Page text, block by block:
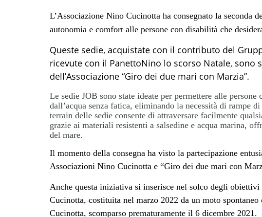
L’Associazione Nino Cucinotta ha consegnato la seconda
autonomia e comfort alle persone con disabilità che
Queste sedie, acquistate con il contributo del
ricevute con il PanettoNino lo scorso Natale, sono
dell’Associazione “Giro dei due mari con Marzia”.
Le sedie JOB sono state ideate per permettere alle
dall’acqua senza fatica, eliminando la necessità di rampe
terrain delle sedie consente di attraversare facilmente
grazie ai materiali resistenti a salsedine e acqua marina,
del mare.
Il momento della consegna ha visto la partecipazione
Associazioni Nino Cucinotta e “Giro dei due mari con
Anche questa iniziativa si inserisce nel solco degli
Cucinotta, costituita nel marzo 2022 da un moto
Cucinotta, scomparso prematuramente il 6 dicembre 2021.